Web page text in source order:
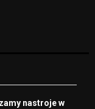
nastroje w